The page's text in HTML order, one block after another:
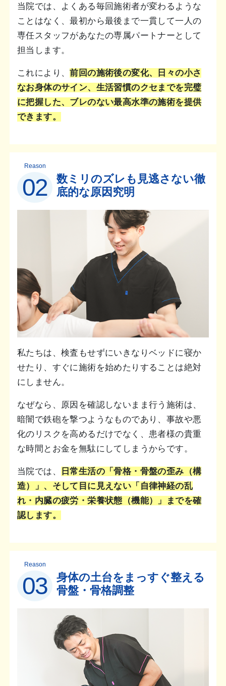
当院では、よくある毎回施術者が変わるような
ことはなく、最初から最後まで一貫して一人の
専任スタッフがあなたの専属パートナーとして
担当します。
これにより、前回の施術後の変化、日々の小さ
なお身体のサイン、生活習慣のクセまでを完璧
に把握した、ブレのない最高水準の施術を提供
できます。
Reason
02
数ミリのズレも見逃さない徹
底的な原因究明
私たちは、検査もせずにいきなりベッドに寝か
せたり、すぐに施術を始めたりすることは絶対
にしません。
なぜなら、原因を確認しないまま行う施術は、
暗闇で鉄砲を撃つようなものであり、事故や悪
化のリスクを高めるだけでなく、患者様の貴重
な時間とお金を無駄にしてしまうからです。
当院では、
日常生活の「骨格・骨盤の歪み（構
造）」、そして目に見えない「自律神経の乱
れ・内臓の疲労・栄養状態（機能）」までを確
認します。
Reason
03
身体の土台をまっすぐ整える
骨盤・骨格調整